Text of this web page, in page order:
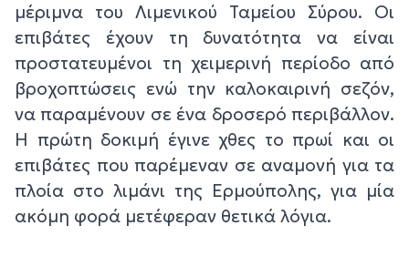
μέριμνα του Λιμενικού Ταμείου Σύρου. Οι
επιβάτες έχουν τη δυνατότητα να είναι
προστατευμένοι τη χειμερινή περίοδο από
βροχοπτώσεις ενώ την καλοκαιρινή σεζόν,
να παραμένουν σε ένα δροσερό περιβάλλον.
Η πρώτη δοκιμή έγινε χθες το πρωί και οι
επιβάτες που παρέμεναν σε αναμονή για τα
πλοία στο λιμάνι της Ερμούπολης, για μία
ακόμη φορά μετέφεραν θετικά λόγια.